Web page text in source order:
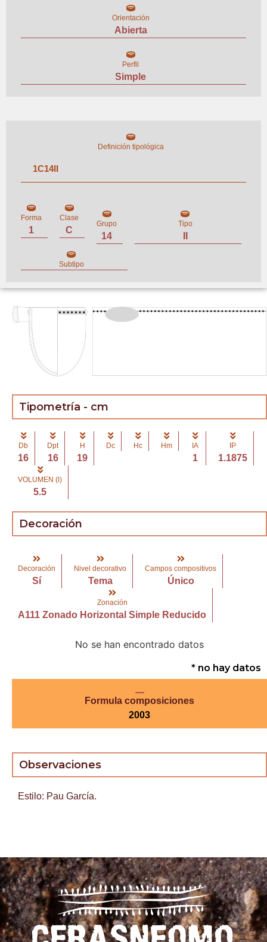
Orientación
Abierta
Perfil
Simple
Definición tipológica
1C14II
Forma
1
Clase
C
Grupo
14
Tipo
Subtipo
Tipometría - cm
Db
16
Dpt
16
H
19
Dc Hc Hm IA
1
IP
1.1875
VOLUMEN (l)
5.5
Decoración
Decoración
Sí
Nivel decorativo
Tema
Campos compositivos
Único
Zonación
A111 Zonado Horizontal Simple Reducido
No se han encontrado datos
* no hay datos
Formula composiciones
2003
Observaciones
Estilo: Pau García.